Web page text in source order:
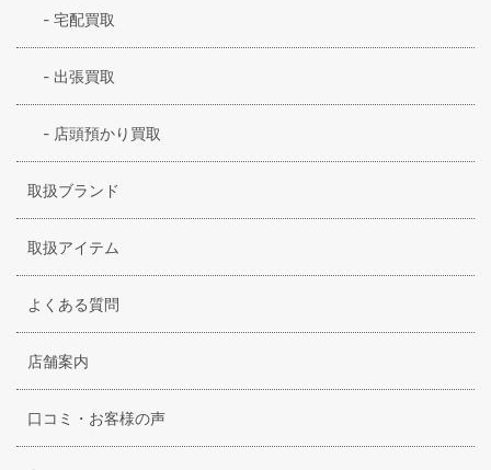
- 宅配買取
- 出張買取
- 店頭預かり買取
取扱ブランド
取扱アイテム
よくある質問
店舗案内
口コミ・お客様の声